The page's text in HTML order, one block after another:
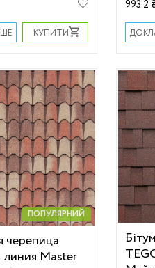
КУПИТИ
993.2
ПОПУЛЯРНИЙ
черепица
Master